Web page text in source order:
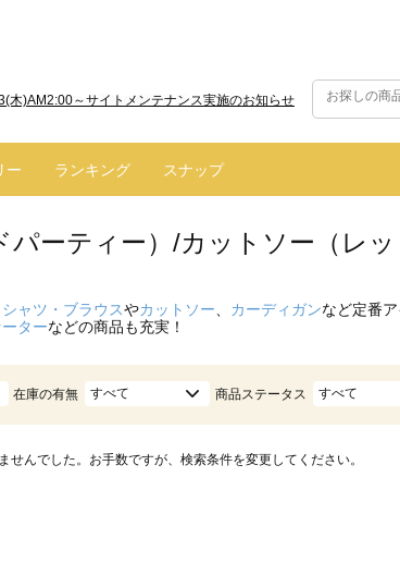
木)AM2:00～サイトメンテナンス実施のお知らせ
ー ランキング スナップ
パーティー）/カットソー（レッ
シャツ・ブラウスやカットソー カーディガンなど定番
ターなどの商品も充実！
在庫の有無 すべて 商品ステータス すべて
せんでした。お手数ですが、検索条件を変更してください。